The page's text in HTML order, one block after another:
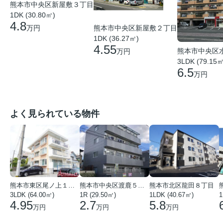
熊本市中央区新屋敷３丁目
1DK (30.80㎡)
4.8万円
熊本市中央区新屋敷２丁目
1DK (36.27㎡)
4.55万円
熊本市中央区
3LDK (79.15
6.5万円
よく見られている物件
熊本市東区尾ノ上１丁目
3LDK (64.00㎡)
4.95万円
熊本市中央区渡鹿５丁目
1R (29.50㎡)
2.7万円
熊本市北区龍田８丁目
1LDK (40.67㎡)
5.8万円